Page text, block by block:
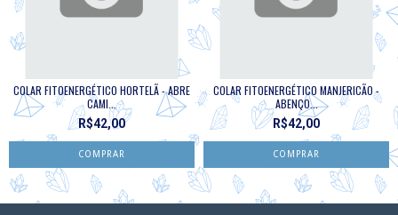
COLAR FITOENERGÉTICO HORTELÃ - ABRE
CAMI...
R$42,00
COLAR FITOENERGÉTICO MANJERICÃO -
ABENÇO...
R$42,00